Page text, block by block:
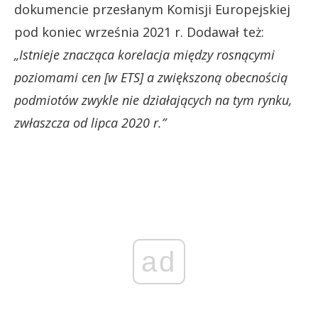
dokumencie przesłanym Komisji Europejskiej
pod koniec września 2021 r. Dodawał też:
„Istnieje znacząca korelacja między rosnącymi
poziomami cen [w ETS] a zwiększoną obecnością
podmiotów zwykle nie działających na tym rynku,
zwłaszcza od lipca 2020 r.”
ad